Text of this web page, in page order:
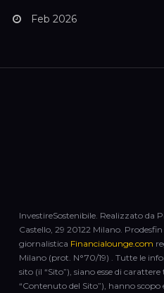
Feb 2026
InvestireSostenibile. Realizzato da
Castello, 29 20122 Milano.
giornalistica Financialounge.com
Milano (prot. N°70/19) . Tutte le
sito (il “Sito”), siano esse di
“Contenuto del Sito”), hanno